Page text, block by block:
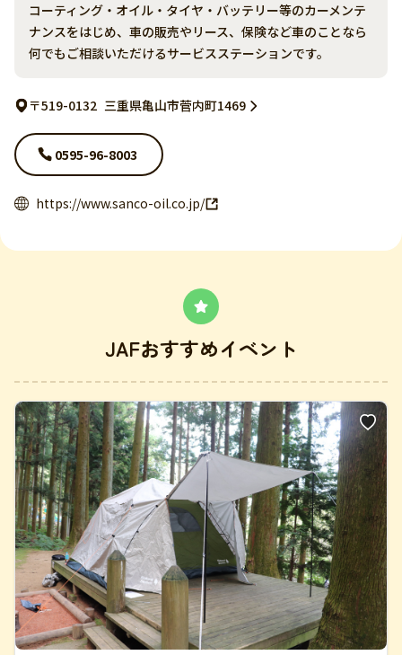
コーティング・オイル・タイヤ・バッテリー等のカーメンテ
ナンスをはじめ、車の販売やリース、保険など車のことなら
何でもご相談いただけるサービスステーションです。
〒519-0132 三重県亀山市菅内町1469
0595-96-8003
https://www.sanco-oil.co.jp/
JAFおすすめイベント